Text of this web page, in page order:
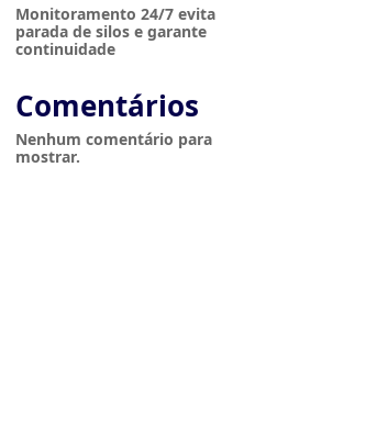
tráfego. Ao clicar em "Aceitar tudo",
Monitoramento 24/7 evita
parada de silos e garante
continuidade
Comentários
Nenhum comentário para
mostrar.